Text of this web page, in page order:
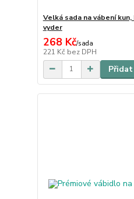
Velká sada na vábení
vyder
268 Kč/sada
221 Kč bez DPH